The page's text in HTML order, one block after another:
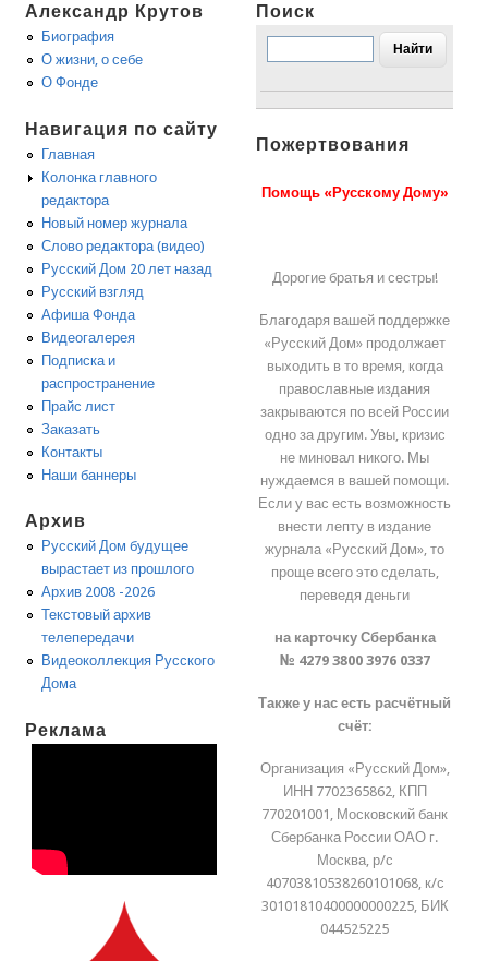
Александр Крутов
Биография
О жизни, о себе
О Фонде
Навигация по сайту
Главная
Колонка главного
редактора
Новый номер журнала
Слово редактора (видео)
Русский Дом 20 лет назад
Русский взгляд
Афиша Фонда
Видеогалерея
Подписка и
распространение
Прайс лист
Заказать
Контакты
Наши баннеры
Архив
Русский Дом будущее
вырастает из прошлого
Архив 2008 -2026
Текстовый архив
телепередачи
Видеоколлекция Русского
Дома
Реклама
Поиск
Пожертвования
Помощь «Русскому Дому»
Дорогие братья и сестры!
Благодаря вашей поддержке
«Русский Дом» продолжает
выходить в то время, когда
православные издания
закрываются по всей России
одно за другим. Увы, кризис
не миновал никого. Мы
нуждаемся в вашей помощи.
Если у вас есть возможность
внести лепту в издание
журнала «Русский Дом», то
проще всего это сделать,
переведя деньги
на карточку Сбербанка
№ 4279 3800 3976 0337
Также у нас есть расчётный
счёт:
Организация «Русский Дом»,
ИНН 7702365862, КПП
770201001, Московский банк
Сбербанка России ОАО г.
Москва, р/с
40703810538260101068, к/с
30101810400000000225, БИК
044525225